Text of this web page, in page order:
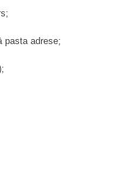
pasta adrese;